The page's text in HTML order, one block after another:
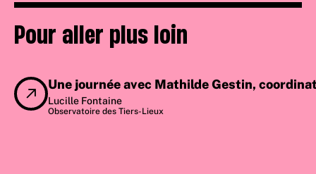
Pour aller plus loin
Une journée avec Mathilde Gestin,
Lucille Fontaine
Observatoire des Tiers-Lieux